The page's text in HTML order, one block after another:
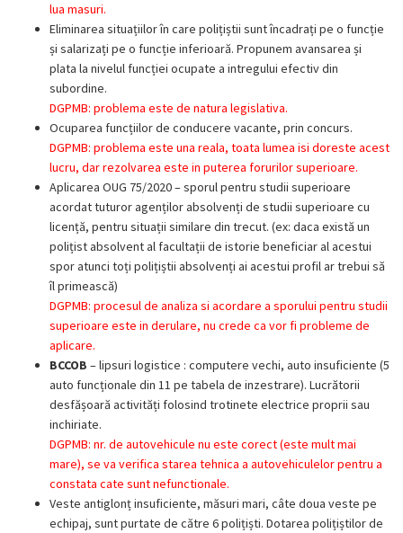
lua masuri.
Eliminarea situațiilor în care polițiștii sunt încadrați pe o funcție
și salarizați pe o funcție inferioară. Propunem avansarea și
plata la nivelul funcției ocupate a intregului efectiv din
subordine.
DGPMB: problema este de natura legislativa.
Ocuparea funcțiilor de conducere vacante, prin concurs.
DGPMB: problema este una reala, toata lumea isi doreste acest
lucru, dar rezolvarea este in puterea forurilor superioare.
Aplicarea OUG 75/2020 – sporul pentru studii superioare
acordat tuturor agenților absolvenți de studii superioare cu
licență, pentru situații similare din trecut. (ex: daca există un
polițist absolvent al facultații de istorie beneficiar al acestui
spor atunci toți polițiștii absolvenți ai acestui profil ar trebui să
îl primească)
DGPMB: procesul de analiza si acordare a sporului pentru studii
superioare este in derulare, nu crede ca vor fi probleme de
aplicare.
BCCOB – lipsuri logistice : computere vechi, auto insuficiente (5
auto funcționale din 11 pe tabela de inzestrare). Lucrătorii
desfășoară activități folosind trotinete electrice proprii sau
inchiriate.
DGPMB: nr. de autovehicule nu este corect (este mult mai
mare), se va verifica starea tehnica a autovehiculelor pentru a
constata cate sunt nefunctionale.
Veste antiglonț insuficiente, măsuri mari, câte doua veste pe
echipaj, sunt purtate de către 6 polițiști. Dotarea polițiștilor de